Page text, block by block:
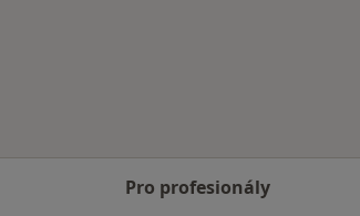
Pro profesionály